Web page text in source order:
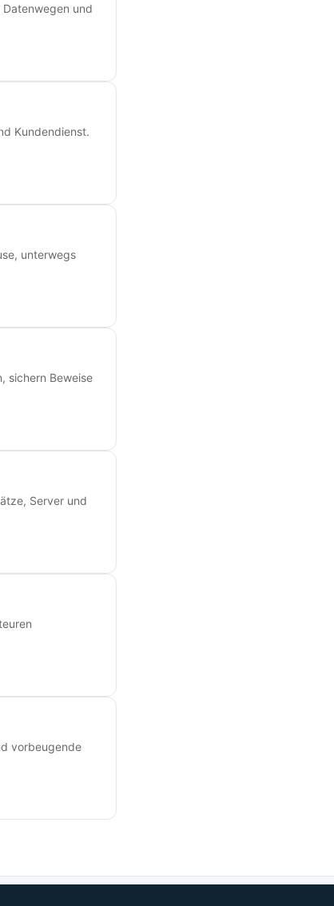
und
Kundendienst.
unterwegs
sichern Beweise
Server und
vorbeugende